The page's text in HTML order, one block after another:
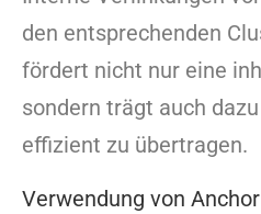
den entsprechenden
fördert nicht nur eine
sondern trägt auch
effizient zu übertragen.
Verwendung von